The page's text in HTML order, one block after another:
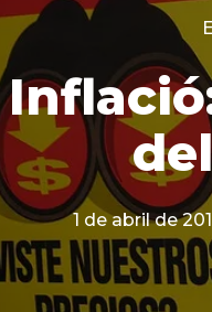
1 de abril de